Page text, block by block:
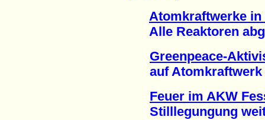
Atomkraftwerke in
Alle Reaktoren
Greenpeace-
auf Atomkraftwerk
Feuer im AKW
Stilllegungung